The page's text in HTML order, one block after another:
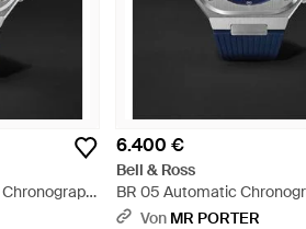
6.400 €
Bell & Ross
BR 05 Automatic
Stainless Steel Watch -
Von MR PORTER